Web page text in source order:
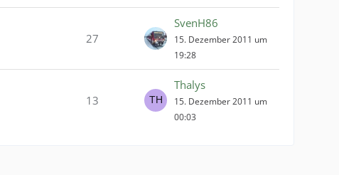
27
SvenH86
15. Dezember 2011 um
19:28
13
Thalys
15. Dezember 2011 um
00:03